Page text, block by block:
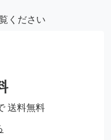
ください
送料無料